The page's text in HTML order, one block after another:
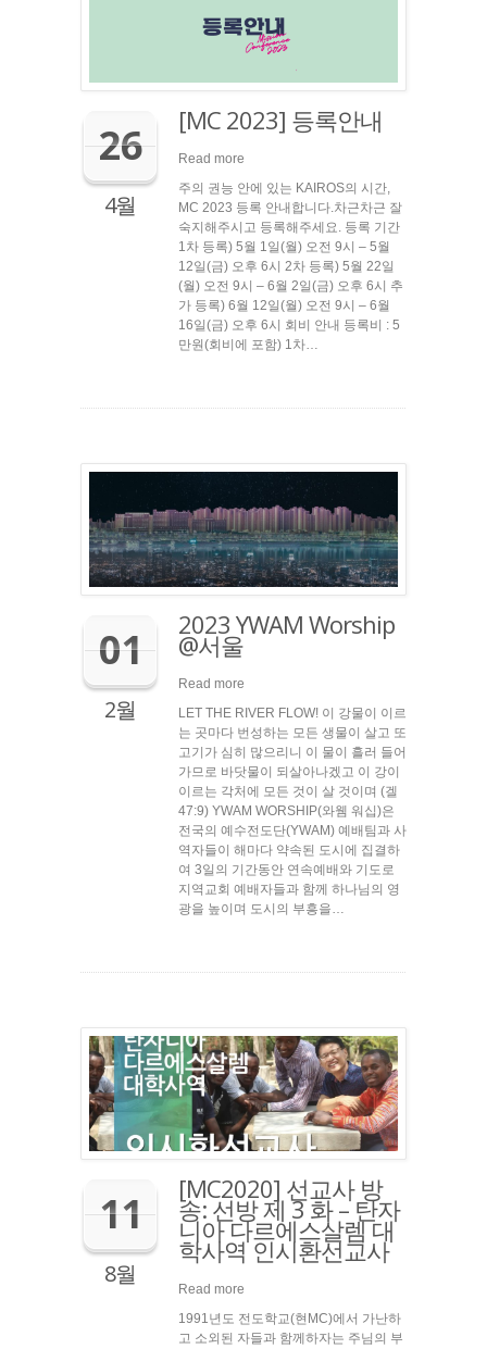
26
4월
[MC 2023] 등록안내
Read more
주의 권능 안에 있는 KAIROS의 시간,
MC 2023 등록 안내합니다.차근차근 잘
숙지해주시고 등록해주세요. 등록 기간
1차 등록) 5월 1일(월) 오전 9시 – 5월
12일(금) 오후 6시 2차 등록) 5월 22일
(월) 오전 9시 – 6월 2일(금) 오후 6시 추
가 등록) 6월 12일(월) 오전 9시 – 6월
16일(금) 오후 6시 회비 안내 등록비 : 5
만원(회비에 포함) 1차…
01
2월
2023 YWAM Worship
@서울
Read more
LET THE RIVER FLOW! 이 강물이 이르
는 곳마다 번성하는 모든 생물이 살고 또
고기가 심히 많으리니 이 물이 흘러 들어
가므로 바닷물이 되살아나겠고 이 강이
이르는 각처에 모든 것이 살 것이며 (겔
47:9) YWAM WORSHIP(와웸 워십)은
전국의 예수전도단(YWAM) 예배팀과 사
역자들이 해마다 약속된 도시에 집결하
여 3일의 기간동안 연속예배와 기도로
지역교회 예배자들과 함께 하나님의 영
광을 높이며 도시의 부흥을…
11
8월
[MC2020] 선교사 방
송: 선방 제 3 화 – 탄자
니아 다르에스살렘 대
학사역 인시환선교사
Read more
1991년도 전도학교(현MC)에서 가난하
고 소외된 자들과 함께하자는 주님의 부